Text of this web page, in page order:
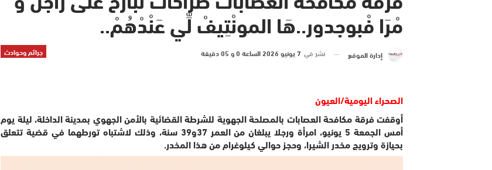
مْرَا فْبوجدور..هَا المونْتِيفْ لِّي عَنْدْهُمْ..
جرائم وحوادث إدارة الموقع نشر في 7 يونيو 2026 الساعة 0 و 05 دقيقة
الصحراء اليومية/العيون
أوقفت فرقة مكافحة العصابات بالمصلحة الجهوية للشرطة القضائية بالأمن الجهوي بمدينة الداخلة، ليلة يوم
أمس الجمعة 5 يونيو، امرأة ورجلا يبلغان من العمر 37و39 سنة، وذلك لاشتباه تورطهما في قضية تتعلق
بحيازة وترويج مخدر الشيرا، وحجز حوالي كيلوغرام من هذا المخدر.